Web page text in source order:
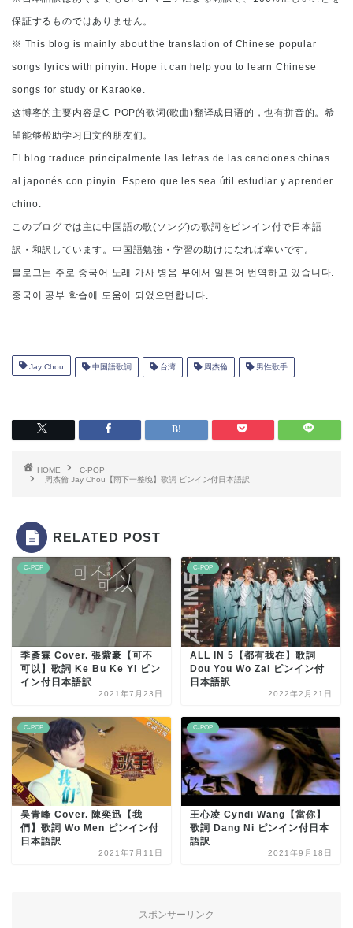
保証するものではありません。
※ This blog is mainly about the translation of Chinese popular
songs lyrics with pinyin. Hope it can help you to learn Chinese
songs for study or Karaoke.
这博客的主要内容是C-POP的歌词(歌曲)翻译成日语的，也有拼音的。希
望能够帮助学习日文的朋友们。
El blog traduce principalmente las letras de las canciones chinas
al japonés con pinyin. Espero que les sea útil estudiar y aprender
chino.
このブログでは主に中国語の歌(ソング)の歌詞をピンイン付で日本語
訳・和訳しています。中国語勉強・学習の助けになれば幸いです。
블로그는 주로 중국어 노래 가사 병음 부에서 일본어 번역하고 있습니다.
중국어 공부 학습에 도움이 되었으면합니다.
Jay Chou 中国語歌詞 台湾 周杰倫 男性歌手
HOME
C-POP
周杰倫 Jay Chou【雨下一整晚】歌詞 ピンイン付日本語訳
RELATED POST
C-POP
季彥霖 Cover. 張紫豪【可不
可以】歌詞 Ke Bu Ke Yi ピン
イン付日本語訳
2021年7月23日
C-POP
ALL IN 5【都有我在】歌詞
Dou You Wo Zai ピンイン付
日本語訳
2022年2月21日
C-POP
吴青峰 Cover. 陳奕迅【我
們】歌詞 Wo Men ピンイン付
日本語訳
2021年7月11日
C-POP
王心凌 Cyndi Wang【當你】
歌詞 Dang Ni ピンイン付日本
語訳
2021年9月18日
スポンサーリンク